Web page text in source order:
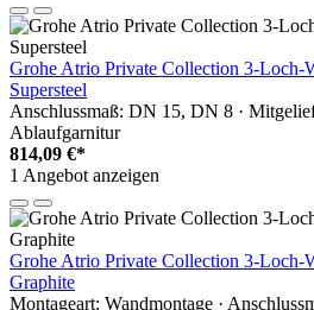
Grohe Atrio Private Collection 3-Loch-
Supersteel
Anschlussmaß: DN 15, DN 8 ·
Ablaufgarnitur
814,09 €*
1 Angebot anzeigen
Grohe Atrio Private Collection 3-Loch-
Graphite
Montageart: Wandmontage ·